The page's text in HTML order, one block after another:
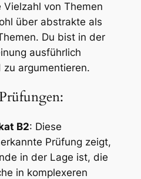
von Themen
über abstrakte als
Du bist in der
ausführlich
argumentieren.
B2: Diese
Prüfung zeigt,
in der Lage ist, die
in komplexeren